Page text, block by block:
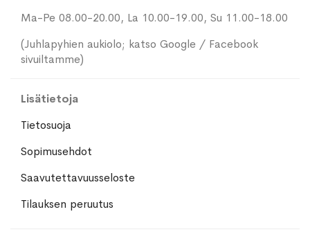
Ma-Pe 08.00-20.00, La 10.00-19.00, Su 11.00-18.00
(Juhlapyhien aukiolo; katso Google / Facebook
sivuiltamme)
Lisätietoja
Tietosuoja
Sopimusehdot
Saavutettavuusseloste
Tilauksen peruutus